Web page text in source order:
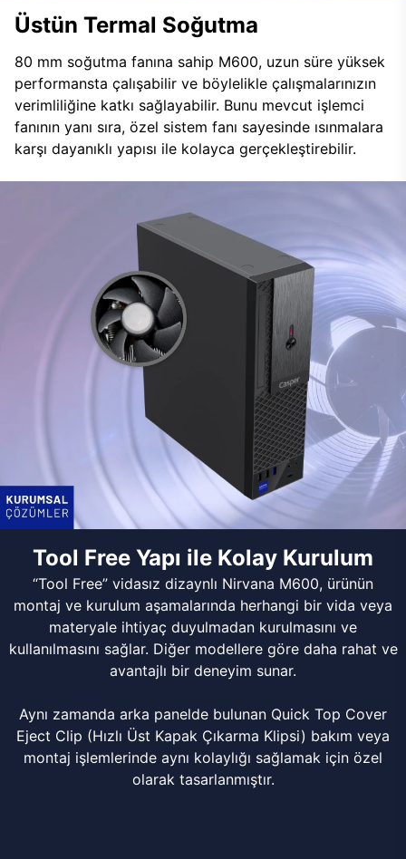
Üstün Termal Soğutma
80 mm soğutma fanına sahip M600, uzun süre yüksek
performansta çalışabilir ve böylelikle çalışmalarınızın
verimliliğine katkı sağlayabilir. Bunu mevcut işlemci
fanının yanı sıra, özel sistem fanı sayesinde ısınmalara
karşı dayanıklı yapısı ile kolayca gerçekleştirebilir.
Tool Free Yapı ile Kolay Kurulum
“Tool Free” vidasız dizaynlı Nirvana M600, ürünün
montaj ve kurulum aşamalarında herhangi bir vida veya
materyale ihtiyaç duyulmadan kurulmasını ve
kullanılmasını sağlar. Diğer modellere göre daha rahat ve
avantajlı bir deneyim sunar.
Aynı zamanda arka panelde bulunan Quick Top Cover
Eject Clip (Hızlı Üst Kapak Çıkarma Klipsi) bakım veya
montaj işlemlerinde aynı kolaylığı sağlamak için özel
olarak tasarlanmıştır.